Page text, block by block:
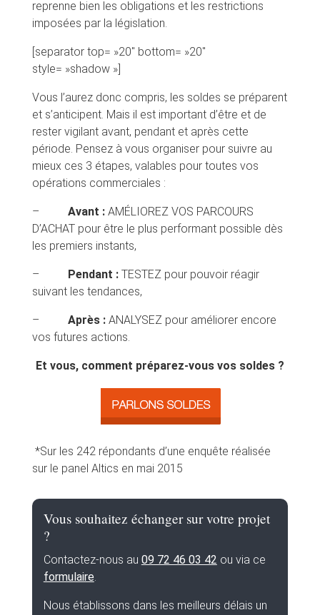
reprenne bien les obligations et les restrictions
imposées par la législation.
[separator top= »20″ bottom= »20″
style= »shadow »]
Vous l’aurez donc compris, les soldes se préparent
et s’anticipent. Mais il est important d’être et de
rester vigilant avant, pendant et après cette
période. Pensez à vous organiser pour suivre au
mieux ces 3 étapes, valables pour toutes vos
opérations commerciales :
– Avant :AMÉLIOREZ VOS PARCOURS
D’ACHAT pour être le plus performant possible dès
les premiers instants,
– Pendant :TESTEZ pour pouvoir réagir
suivant les tendances,
– Après :ANALYSEZ pour améliorer encore
vos futures actions.
Et vous, comment préparez-vous vos soldes ?
*Sur les 242 répondants d’une enquête réalisée
sur le panel Altics en mai 2015
Vous souhaitez échanger sur votre projet
?
Contactez-nous au 09 72 46 03 42 ou via ce
formulaire.
Nous établissons dans les meilleurs délais un